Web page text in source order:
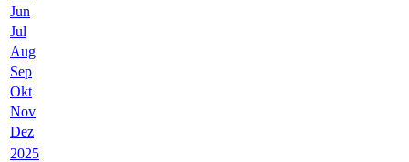
Jun
Jul
Aug
Sep
Okt
Nov
Dez
2025